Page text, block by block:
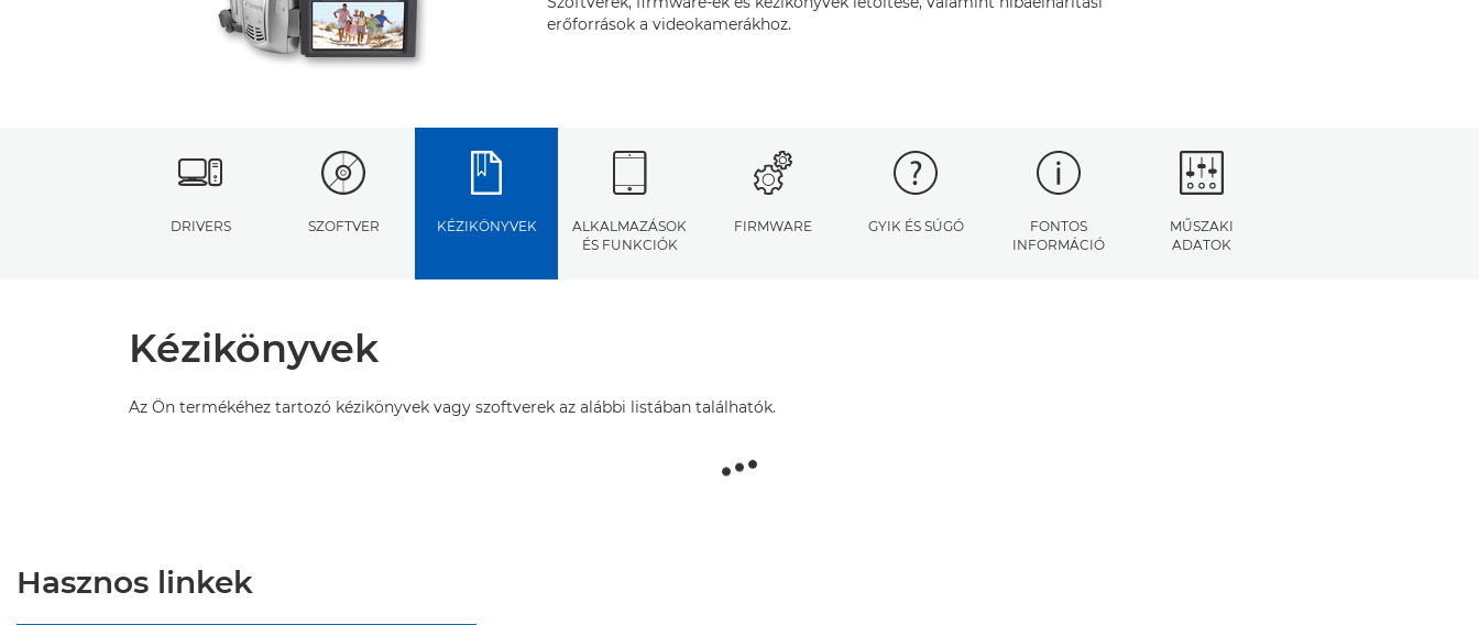
erőforrások a videokamerákhoz.
DRIVERS SZOFTVER KÉZIKÖNYVEK
ALKALMAZÁSOK
ÉS FUNKCIÓK
FIRMWARE GYIK ÉS SÚGÓ
FONTOS
INFORMÁCIÓ
MŰSZAKI
ADATOK
Kézikönyvek
Az Ön termékéhez tartozó kézikönyvek vagy szoftverek az alábbi listában találhatók.
Hasznos linkek